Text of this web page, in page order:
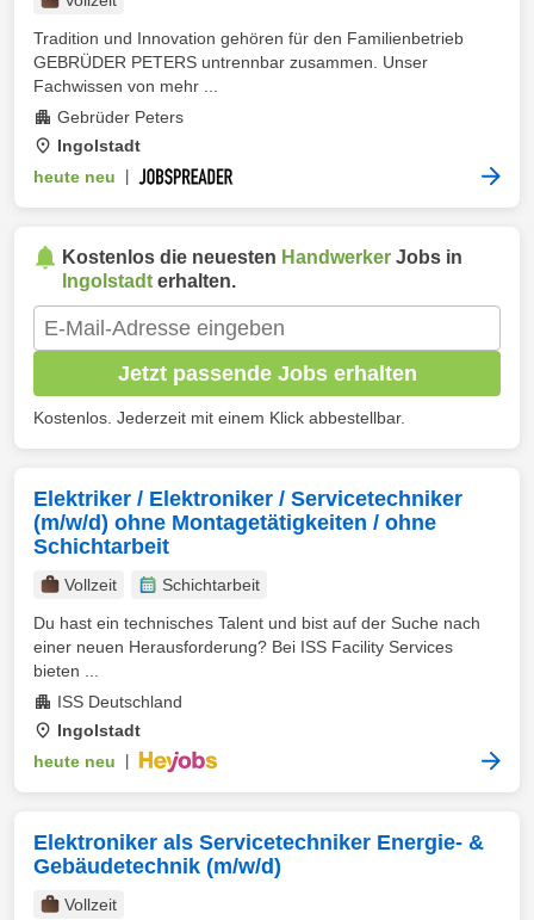
Tradition und Innovation gehören für den Familienbetrieb
GEBRÜDER PETERS untrennbar zusammen. Unser
Fachwissen von mehr ...
Gebrüder Peters
Ingolstadt
heute neu
Kostenlos die neuesten Handwerker Jobs in
Ingolstadt erhalten.
Jetzt passende Jobs erhalten
Kostenlos. Jederzeit mit einem Klick abbestellbar.
Elektriker / Elektroniker / Servicetechniker
(m/w/d) ohne Montagetätigkeiten / ohne
Schichtarbeit
Vollzeit
Schichtarbeit
Du hast ein technisches Talent und bist auf der Suche nach
einer neuen Herausforderung? Bei ISS Facility Services
bieten ...
ISS Deutschland
Ingolstadt
heute neu
Elektroniker als Servicetechniker Energie- &
Gebäudetechnik (m/w/d)
Vollzeit